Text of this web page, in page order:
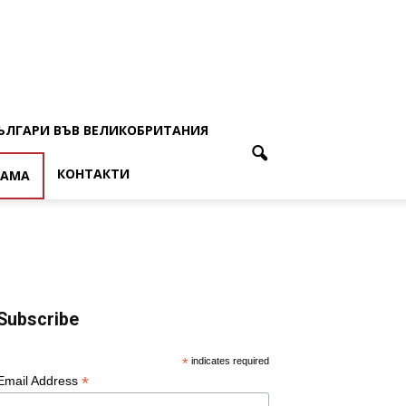
ВЪВ ВЕЛИКОБРИТАНИЯ
КОНТАКТИ
* indicates required
Address *